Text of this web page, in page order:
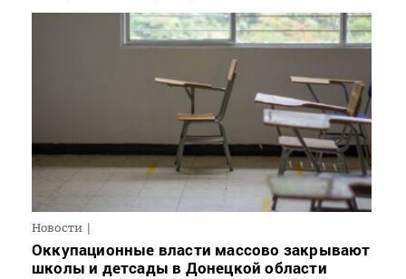
Новости
Оккупационные власти массово закрывают
школы и детсады в Донецкой области